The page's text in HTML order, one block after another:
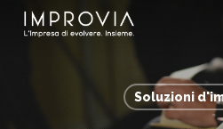
Skip
Soluzioni